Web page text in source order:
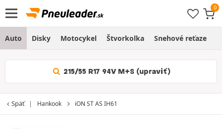
Auto Disky Motocykel Štvorkolka Snehové reťaze
215/55 R17 94V M+S (upraviť)
Späť Hankook iON ST AS IH61